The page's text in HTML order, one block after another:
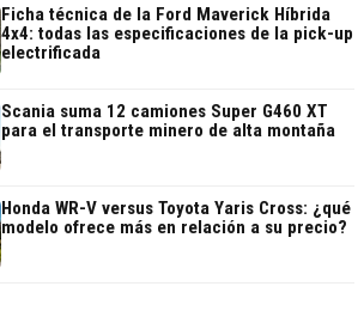
Ficha técnica de la Ford Maverick Híbrida
4x4: todas las especificaciones de la pick-up
electrificada
Scania suma 12 camiones Super G460 XT
para el transporte minero de alta montaña
Honda WR-V versus Toyota Yaris Cross: ¿qué
modelo ofrece más en relación a su precio?